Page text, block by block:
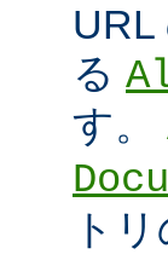
る
す。
ト